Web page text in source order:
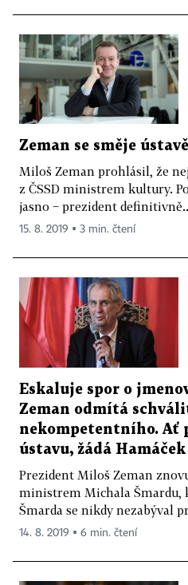
Zeman se směje
Miloš Zeman prohlásil, že
z ČSSD ministrem kultury.
jasno − prezident
15. 8. 2019 ▪ 3 min. čtení
Eskaluje spor o
Zeman odmítá
nekompetentního. Ať
ústavu, žádá Hamáček
Prezident Miloš Zeman
ministrem Michala Šmardu,
Šmarda se nikdy nezabýval
14. 8. 2019 ▪ 6 min. čtení